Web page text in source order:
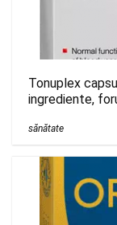
Tonuplex
ingrediente,
sănătate